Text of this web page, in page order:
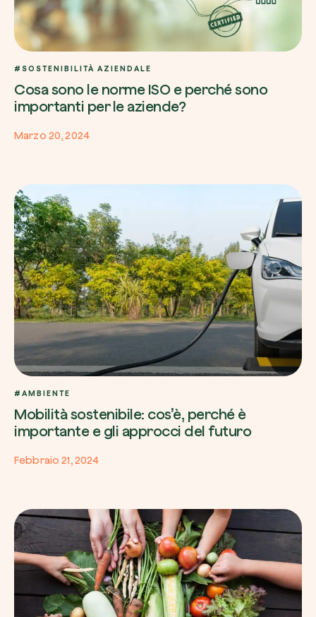
#SOSTENIBILITÀ AZIENDALE
Cosa sono le norme ISO e perché sono
importanti per le aziende?
Marzo 20, 2024
#AMBIENTE
Mobilità sostenibile: cos’è, perché è
importante e gli approcci del futuro
Febbraio 21, 2024